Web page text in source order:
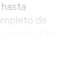
de
a